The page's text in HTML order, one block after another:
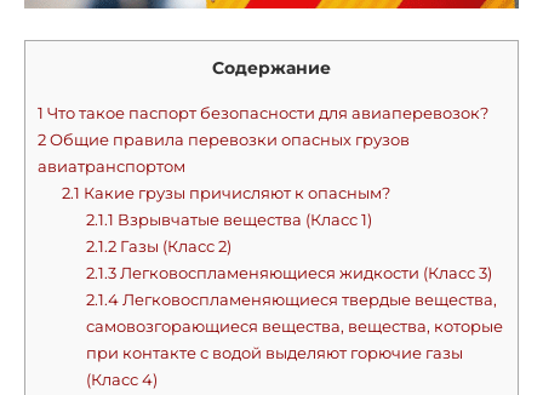
Содержание
1 Что такое паспорт безопасности для авиаперевозок?
2Общие правила перевозки опасных грузов
авиатранспортом
2.1 Какие грузы причисляют к опасным?
2.1.1 Взрывчатые вещества (Класс 1)
2.1.2Газы (Класс 2)
2.1.3Легковоспламеняющиеся жидкости (Класс 3)
2.1.4Легковоспламеняющиеся твердые вещества,
самовозгорающиеся вещества, вещества, которые
при контакте с водой выделяют горючие газы
(Класс 4)